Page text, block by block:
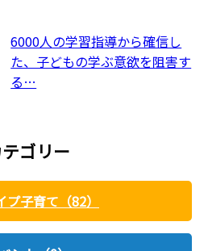
6000人の学習指導から確信し
た、子どもの学ぶ意欲を阻害す
る…
ゴリー
プ子育て（82）